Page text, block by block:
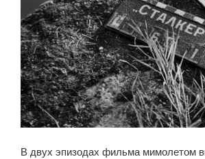
В двух эпизодах фильма мимолетом